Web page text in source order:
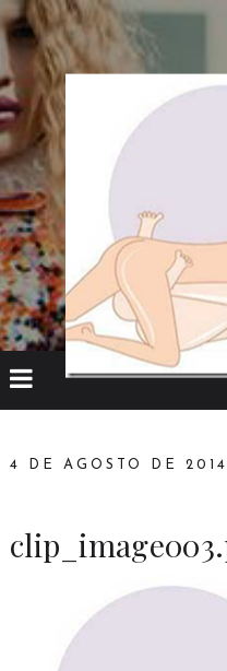
4 DE AGOSTO DE 2014